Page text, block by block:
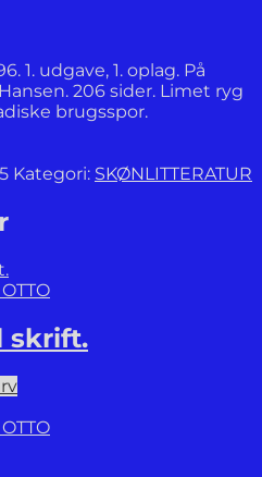
1. udgave, 1. oplag. På
206 sider. Limet ryg
brugsspor.
Kategori: SKØNLITTERATUR
skrift.